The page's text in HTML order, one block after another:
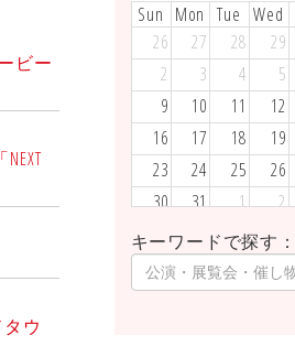
ビー
ウ
Sun Mon Tue Wed
26
27 28 29
2
3 4 5
9
10 11 12
16
17 18 19
23
24 25 26
30
31 1 2
キーワードで探す：